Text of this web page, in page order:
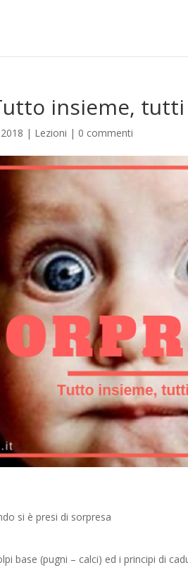
insieme,
| Lezioni | 0 commenti
si è presi di sorpresa
base (pugni – calci) ed i principi di